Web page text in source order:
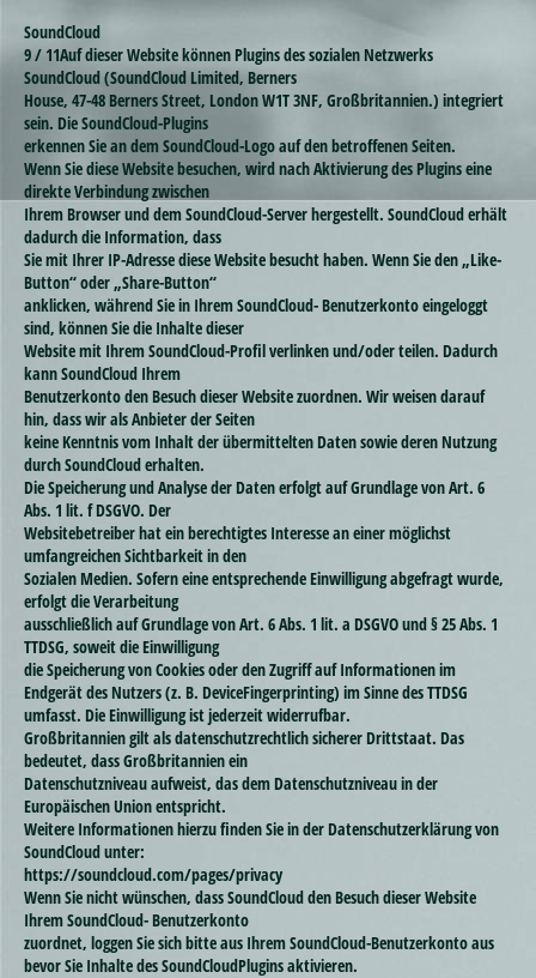
SoundCloud
9 / 11Auf dieser Website können Plugins des sozialen Netzwerks
SoundCloud (SoundCloud Limited, Berners
House, 47-48 Berners Street, London W1T 3NF, Großbritannien.) integriert
sein. Die SoundCloud-Plugins
erkennen Sie an dem SoundCloud-Logo auf den betroffenen Seiten.
Wenn Sie diese Website besuchen, wird nach Aktivierung des Plugins eine
direkte Verbindung zwischen
Ihrem Browser und dem SoundCloud-Server hergestellt. SoundCloud erhält
dadurch die Information, dass
Sie mit Ihrer IP-Adresse diese Website besucht haben. Wenn Sie den „Like-
Button“ oder „Share-Button“
anklicken, während Sie in Ihrem SoundCloud- Benutzerkonto eingeloggt
sind, können Sie die Inhalte dieser
Website mit Ihrem SoundCloud-Profil verlinken und/oder teilen. Dadurch
kann SoundCloud Ihrem
Benutzerkonto den Besuch dieser Website zuordnen. Wir weisen darauf
hin, dass wir als Anbieter der Seiten
keine Kenntnis vom Inhalt der übermittelten Daten sowie deren Nutzung
durch SoundCloud erhalten.
Die Speicherung und Analyse der Daten erfolgt auf Grundlage von Art. 6
Abs. 1 lit. f DSGVO. Der
Websitebetreiber hat ein berechtigtes Interesse an einer möglichst
umfangreichen Sichtbarkeit in den
Sozialen Medien. Sofern eine entsprechende Einwilligung abgefragt wurde,
erfolgt die Verarbeitung
ausschließlich auf Grundlage von Art. 6 Abs. 1 lit. a DSGVO und § 25 Abs. 1
TTDSG, soweit die Einwilligung
die Speicherung von Cookies oder den Zugriff auf Informationen im
Endgerät des Nutzers (z. B. DeviceFingerprinting) im Sinne des TTDSG
umfasst. Die Einwilligung ist jederzeit widerrufbar.
Großbritannien gilt als datenschutzrechtlich sicherer Drittstaat. Das
bedeutet, dass Großbritannien ein
Datenschutzniveau aufweist, das dem Datenschutzniveau in der
Europäischen Union entspricht.
Weitere Informationen hierzu finden Sie in der Datenschutzerklärung von
SoundCloud unter:
https://soundcloud.com/pages/privacy
Wenn Sie nicht wünschen, dass SoundCloud den Besuch dieser Website
Ihrem SoundCloud- Benutzerkonto
zuordnet, loggen Sie sich bitte aus Ihrem SoundCloud-Benutzerkonto aus
bevor Sie Inhalte des SoundCloudPlugins aktivieren.